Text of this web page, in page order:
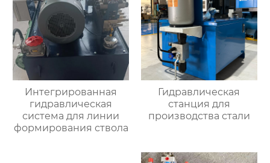
Интегрированная
гидравлическая
система для линии
формирования ствола
Гидравлическая
станция для
производства стали